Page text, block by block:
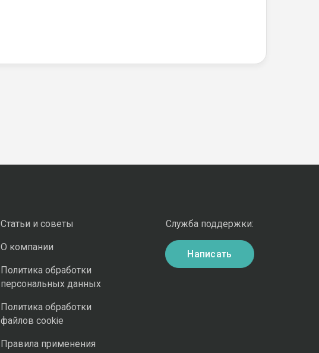
Статьи и советы
О компании
Политика обработки
персональных данных
Политика обработки
файлов cookie
Правила применения
Служба поддержки:
Написать